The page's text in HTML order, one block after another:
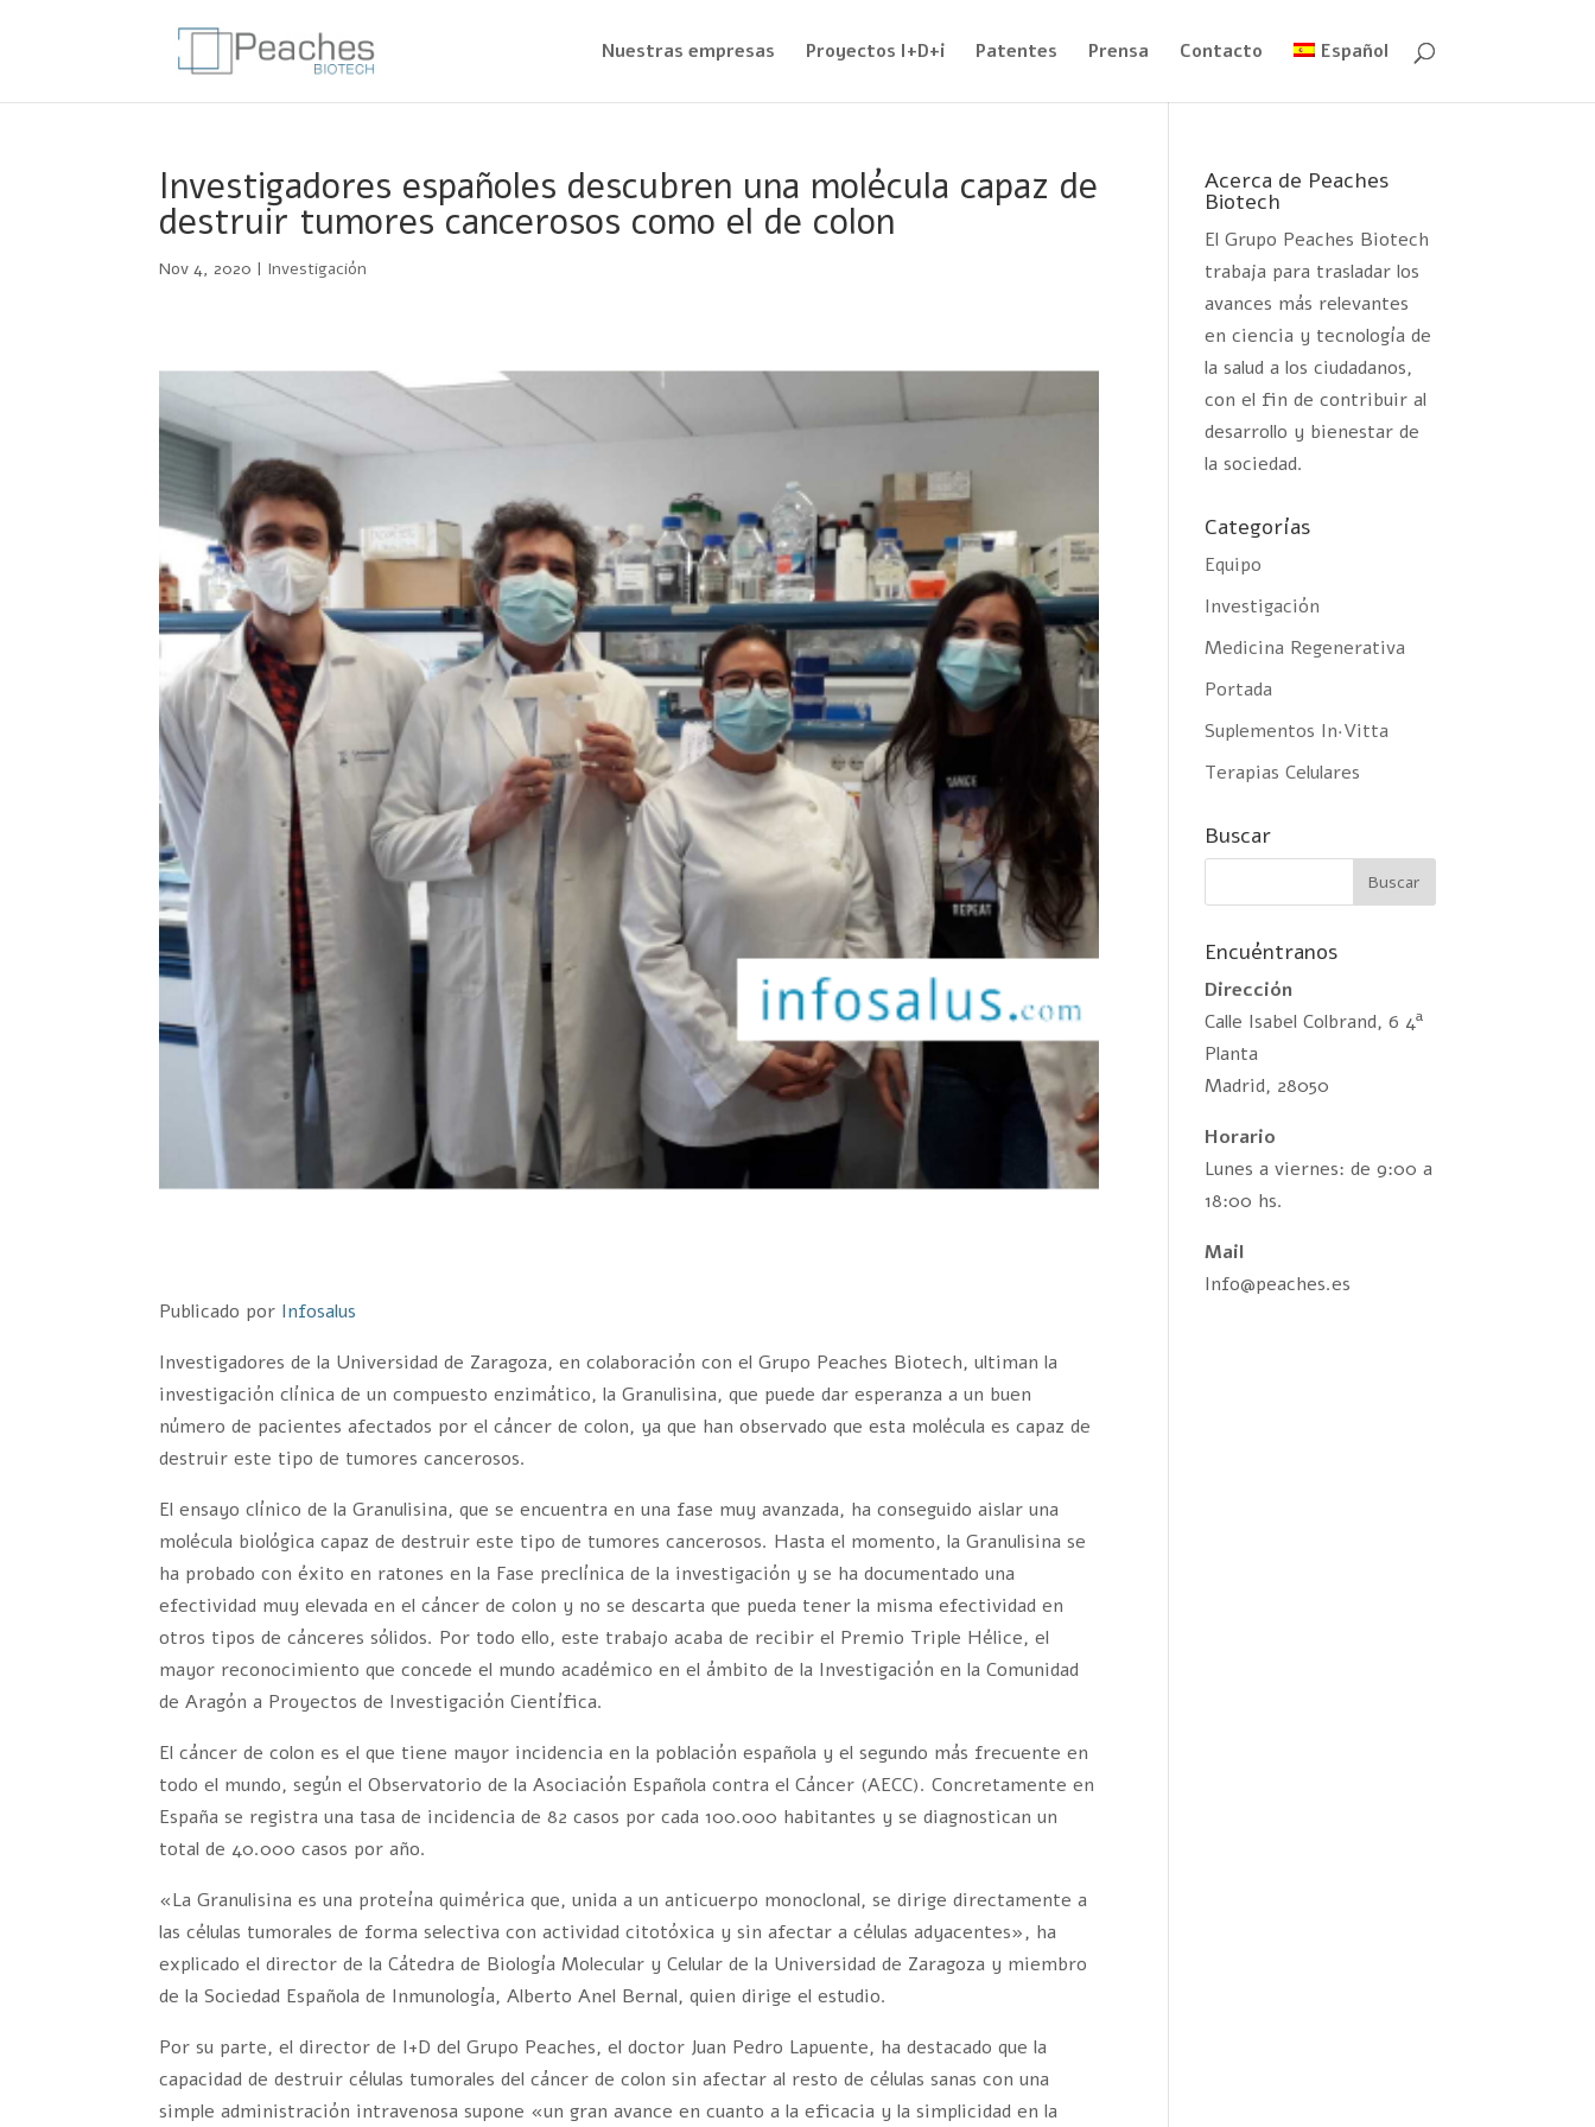
Nuestras empresas Proyectos I+D+i Patentes Prensa Contacto Español
Investigadores españoles descubren una molécula capaz de
destruir tumores cancerosos como el de colon
Nov 4, 2020 | Investigación
Publicado por Infosalus
Investigadores de la Universidad de Zaragoza, en colaboración con el Grupo Peaches Biotech, ultiman la
investigación clínica de un compuesto enzimático, la Granulisina, que puede dar esperanza a un buen
número de pacientes afectados por el cáncer de colon, ya que han observado que esta molécula es capaz de
destruir este tipo de tumores cancerosos.
El ensayo clínico de la Granulisina, que se encuentra en una fase muy avanzada, ha conseguido aislar una
molécula biológica capaz de destruir este tipo de tumores cancerosos. Hasta el momento, la Granulisina se
ha probado con éxito en ratones en la Fase preclínica de la investigación y se ha documentado una
efectividad muy elevada en el cáncer de colon y no se descarta que pueda tener la misma efectividad en
otros tipos de cánceres sólidos. Por todo ello, este trabajo acaba de recibir el Premio Triple Hélice, el
mayor reconocimiento que concede el mundo académico en el ámbito de la Investigación en la Comunidad
de Aragón a Proyectos de Investigación Científica.
El cáncer de colon es el que tiene mayor incidencia en la población española y el segundo más frecuente en
todo el mundo, según el Observatorio de la Asociación Española contra el Cáncer (AECC). Concretamente en
España se registra una tasa de incidencia de 82 casos por cada 100.000 habitantes y se diagnostican un
total de 40.000 casos por año.
«La Granulisina es una proteína quimérica que, unida a un anticuerpo monoclonal, se dirige directamente a
las células tumorales de forma selectiva con actividad citotóxica y sin afectar a células adyacentes», ha
explicado el director de la Cátedra de Biología Molecular y Celular de la Universidad de Zaragoza y miembro
de la Sociedad Española de Inmunología, Alberto Anel Bernal, quien dirige el estudio.
Por su parte, el director de I+D del Grupo Peaches, el doctor Juan Pedro Lapuente, ha destacado que la
capacidad de destruir células tumorales del cáncer de colon sin afectar al resto de células sanas con una
simple administración intravenosa supone «un gran avance en cuanto a la eficacia y la simplicidad en la
Acerca de Peaches
Biotech
El Grupo Peaches Biotech
trabaja para trasladar los
avances más relevantes
en ciencia y tecnología de
la salud a los ciudadanos,
con el fin de contribuir al
desarrollo y bienestar de
la sociedad.
Categorías
Equipo
Investigación
Medicina Regenerativa
Portada
Suplementos In·Vitta
Terapias Celulares
Buscar
Encuéntranos
Dirección
Calle Isabel Colbrand, 6 4ª
Planta
Madrid, 28050
Horario
Lunes a viernes: de 9:00 a
18:00 hs.
Mail
Info@peaches.es